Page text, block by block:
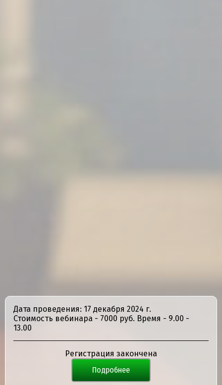
Дата проведения: 17 декабря 2024 г.
Стоимость вебинара - 7000 руб. Время - 9.00 -
13.00
Регистрация закончена
Подробнее